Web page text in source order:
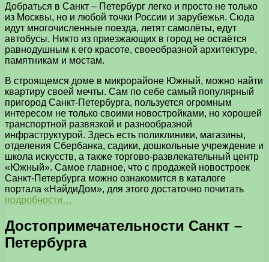
Добраться в Санкт – Петербург легко и просто не только
из Москвы, но и любой точки России и зарубежья. Сюда
идут многочисленные поезда, летят самолёты, едут
автобусы. Никто из приезжающих в город не остаётся
равнодушным к его красоте, своеобразной архитектуре,
памятникам и мостам.
В строящемся доме в микрорайоне Южный, можно найти
квартиру своей мечты. Сам по себе самый популярный
пригород Санкт-Петербурга, пользуется огромным
интересом не только своими новостройками, но хорошей
транспортной развязкой и разнообразной
инфраструктурой. Здесь есть поликлиники, магазины,
отделения Сбербанка, садики, дошкольные учреждение и
школа искусств, а также торгово-развлекательный центр
«Южный». Самое главное, что с продажей новостроек
Санкт-Петербурга можно ознакомится в каталоге
портала «НайдиДом», для этого достаточно почитать
подробности…
Достопримечательности Санкт –
Петербурга